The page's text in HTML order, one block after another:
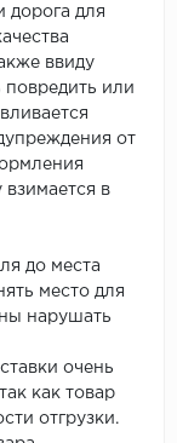
дорога для
ввиду
или
от
взимается в
до места
место для
нарушать
очень
как товар
отгрузки.